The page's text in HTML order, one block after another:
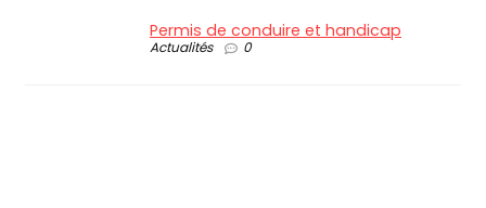
Permis de conduire et handicap
Actualités 0